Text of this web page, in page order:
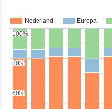
Nederland Europa
60%
60%
80%
80%
100%
100%